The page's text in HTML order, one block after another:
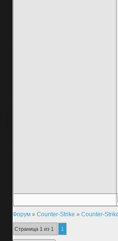
Форум » Counter-Strike » Counter-
Страница 1 из 1 1